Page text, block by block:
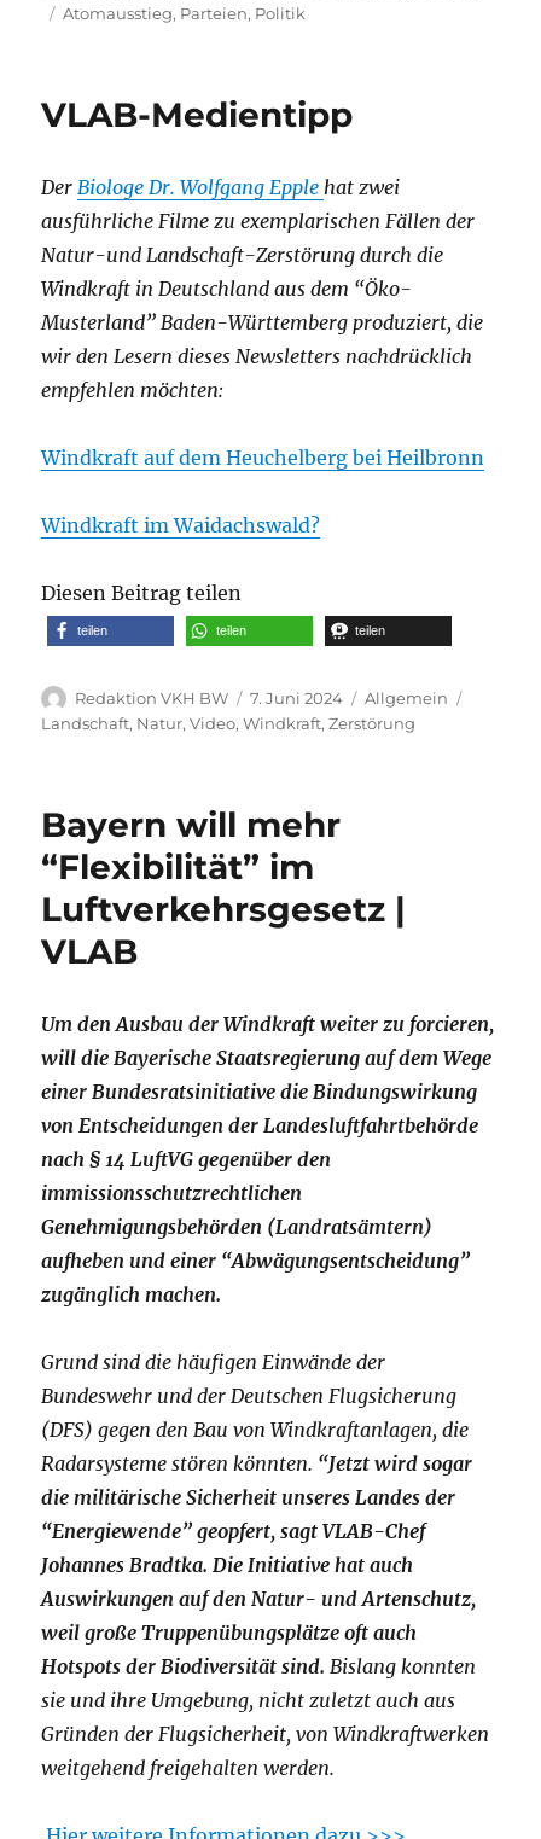
am
Schlagwörter
Atomausstieg, Parteien, Politik
VLAB-Medientipp
Der Biologe Dr. Wolfgang Epple hat zwei
ausführliche Filme zu exemplarischen Fällen der
Natur-und Landschaft-Zerstörung durch die
Windkraft in Deutschland aus dem “Öko-
Musterland” Baden-Württemberg produziert, die
wir den Lesern dieses Newsletters nachdrücklich
empfehlen möchten:
Windkraft auf dem Heuchelberg bei Heilbronn
Windkraft im Waidachswald?
Diesen Beitrag teilen
teilen teilen teilen
Autor
Redaktion VKH BW
Veröffentlicht
am
7. Juni 2024 Kategorien
Allgemein
Landschaft, Natur,Video,Windkraft,Zerstörung
Bayern will mehr
“Flexibilität” im
Luftverkehrsgesetz |
VLAB
Um den Ausbau der Windkraft weiter zu forcieren,
will die Bayerische Staatsregierung auf dem Wege
einer Bundesratsinitiative die Bindungswirkung
von Entscheidungen der Landesluftfahrtbehörde
nach § 14 LuftVG gegenüber den
immissionsschutzrechtlichen
Genehmigungsbehörden (Landratsämtern)
aufheben und einer “Abwägungsentscheidung”
zugänglich machen.
Grund sind die häufigen Einwände der
Bundeswehr und der Deutschen Flugsicherung
(DFS) gegen den Bau von Windkraftanlagen, die
Radarsysteme stören könnten. “Jetzt wird sogar
die militärische Sicherheit unseres Landes der
“Energiewende” geopfert, sagt VLAB-Chef
Johannes Bradtka. Die Initiative hat auch
Auswirkungen auf den Natur- und Artenschutz,
weil große Truppenübungsplätze oft auch
Hotspots der Biodiversität sind. Bislang konnten
sie und ihre Umgebung, nicht zuletzt auch aus
Gründen der Flugsicherheit, von Windkraftwerken
weitgehend freigehalten werden.